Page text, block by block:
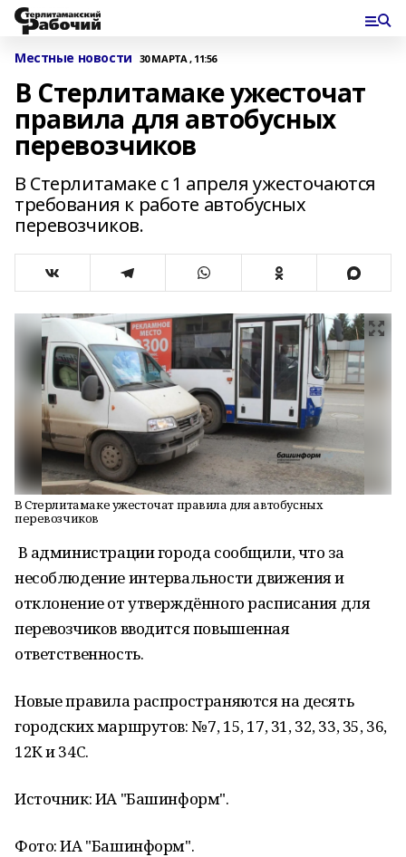
Местные новости 30 МАРТА , 11:56
В Стерлитамаке ужесточат
правила для автобусных
перевозчиков
В Стерлитамаке с 1 апреля ужесточаются
требования к работе автобусных
перевозчиков.
В Стерлитамаке ужесточат правила для автобусных
перевозчиков
В администрации города сообщили, что за
несоблюдение интервальности движения и
отклонение от утверждённого расписания для
перевозчиков вводится повышенная
ответственность.
Новые правила распространяются на десять
городских маршрутов: № 7, 15, 17, 31, 32, 33, 35, 36,
12К и 34С.
Источник: ИА "Башинформ".
Фото: ИА "Башинформ".